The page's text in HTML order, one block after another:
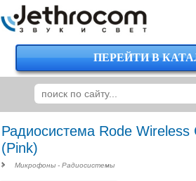
ПЕРЕЙТИ В
Радиосистема Rode Wireless
(Pink)
Микрофоны - Радиосистемы